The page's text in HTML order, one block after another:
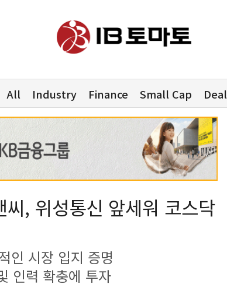
All Industry Finance Small Cap Deal
씨, 위성통신 앞세워 코스닥
인 시장 입지 증명
인력 확충에 투자